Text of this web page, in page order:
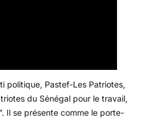
politique, Pastef-Les Patriotes,
du Sénégal pour le travail,
Il se présente comme le porte-